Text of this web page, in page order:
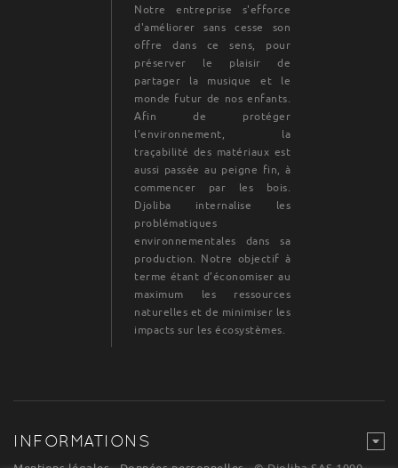
Notre entreprise s'efforce
d'améliorer sans cesse son
offre dans ce sens, pour
préserver le plaisir de
partager la musique et le
monde futur de nos enfants.
Afin de protéger
l’environnement, la
traçabilité des matériaux est
aussi passée au peigne fin, à
commencer par les bois.
Djoliba internalise les
problématiques
environnementales dans sa
production. Notre objectif à
terme étant d’économiser au
maximum les ressources
naturelles et de minimiser les
impacts sur les écosystèmes.
INFORMATIONS